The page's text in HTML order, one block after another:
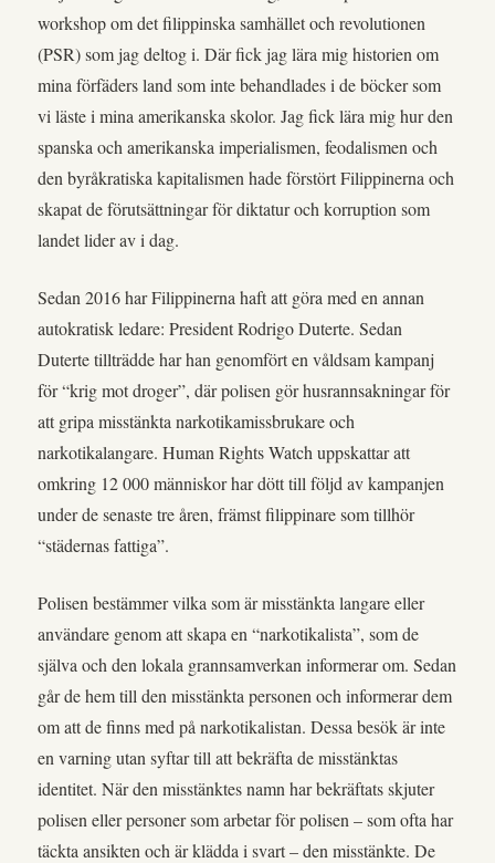
workshop om det filippinska samhället och revolutionen
(PSR) som jag deltog i. Där fick jag lära mig historien om
mina förfäders land som inte behandlades i de böcker som
vi läste i mina amerikanska skolor. Jag fick lära mig hur den
spanska och amerikanska imperialismen, feodalismen och
den byråkratiska kapitalismen hade förstört Filippinerna och
skapat de förutsättningar för diktatur och korruption som
landet lider av i dag.
Sedan 2016 har Filippinerna haft att göra med en annan
autokratisk ledare: President Rodrigo Duterte. Sedan
Duterte tillträdde har han genomfört en våldsam kampanj
för “krig mot droger”, där polisen gör husrannsakningar för
att gripa misstänkta narkotikamissbrukare och
narkotikalangare. Human Rights Watch uppskattar att
omkring 12 000 människor har dött till följd av kampanjen
under de senaste tre åren, främst filippinare som tillhör
“städernas fattiga”.
Polisen bestämmer vilka som är misstänkta langare eller
användare genom att skapa en “narkotikalista”, som de
själva och den lokala grannsamverkan informerar om. Sedan
går de hem till den misstänkta personen och informerar dem
om att de finns med på narkotikalistan. Dessa besök är inte
en varning utan syftar till att bekräfta de misstänktas
identitet. När den misstänktes namn har bekräftats skjuter
polisen eller personer som arbetar för polisen – som ofta har
täckta ansikten och är klädda i svart – den misstänkte. De